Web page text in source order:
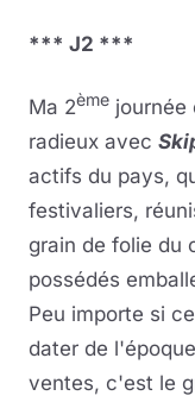
*** J2 ***
Ma 2ème journée
radieux avec
actifs du pays,
festivaliers,
grain de folie du
possédés
Peu importe si
dater de
ventes, c'est le